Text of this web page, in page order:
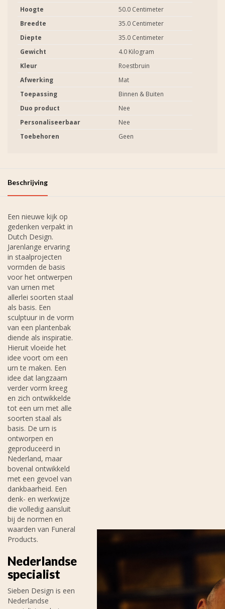
Hoogte
50.0 Centimeter
Breedte
35.0 Centimeter
Diepte
35.0 Centimeter
Gewicht
4.0 Kilogram
Kleur
Roestbruin
Afwerking
Mat
Toepassing
Binnen & Buiten
Duo product
Nee
Personaliseerbaar
Nee
Toebehoren
Geen
Beschrijving
Een nieuwe kijk op
gedenken verpakt in
Dutch Design.
Jarenlange ervaring
in staalprojecten
vormden de basis
voor het ontwerpen
van urnen met
allerlei soorten staal
als basis. Een
sculptuur in de vorm
van een plantenbak
diende als inspiratie.
Hieruit vloeide het
idee voort om een
urn te maken. Een
idee dat langzaam
verder vorm kreeg
en zich ontwikkelde
tot een urn met alle
soorten staal als
basis. De urn is
ontworpen en
geproduceerd in
Nederland, maar
bovenal ontwikkeld
met een gevoel van
dankbaarheid. Een
denk- en werkwijze
die volledig aansluit
bij de normen en
waarden van Funeral
Products.
Nederlandse
specialist
Sieben Design is een
Nederlandse